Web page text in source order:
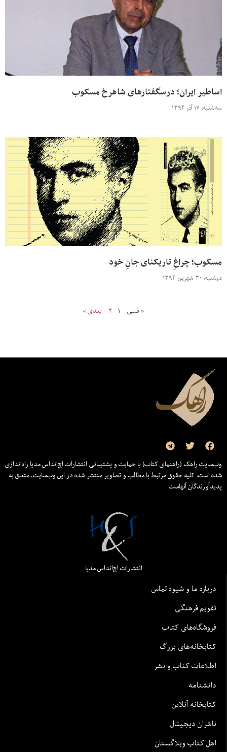
اساطیر ایران؛ درسگفتارهای شاهرخ مسکوب
سه‌شنبه، ۱۷ آذر ۱۳۹۴
مسکوب؛ چراغِ تاریکنای جانِ خود
دوشنبه، ۳۰ شهریور ۱۳۹۴
« قبلی ۱ ۲ بعدی »
وب‌سایت راهک (راهنمای کتاب) با حمایت و پشتیبانی انتشارات اچ‌اند‌اس مدیا راه‌اندازی
شده است. کلیه حقوق مرتبط با مطالب و تصاویر منتشر شده در این وب‌سایت، متعلق به
پدیدآورندگان آنهاست
انتشارات اچ‌اند‌اس مدیا
درباره ما و شیوه تماس
تقویم فرهنگی
فروشگاه‌های کتاب
کتابخانه‌های بزرگ
اطلاعات کتاب و نشر
دانشنامه
کتابخانه آنلاین
ناشران دیجیتال
اهل کتاب وبلاگستان